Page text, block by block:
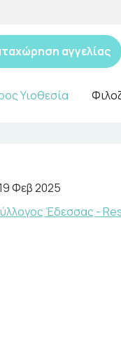
αγγελίας
Υιοθεσία
Φεβ 2025
Έδεσσας -